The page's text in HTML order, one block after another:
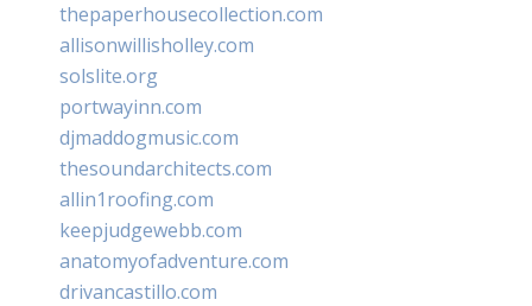
thepaperhousecollection.com
allisonwillisholley.com
solslite.org
portwayinn.com
djmaddogmusic.com
thesoundarchitects.com
allin1roofing.com
keepjudgewebb.com
anatomyofadventure.com
drivancastillo.com